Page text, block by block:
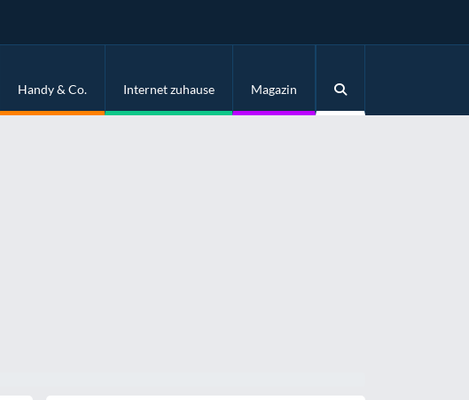
Handy & Co. Internet zuhause Magazin